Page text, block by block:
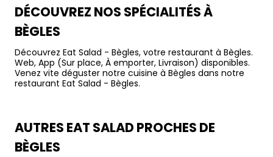
DÉCOUVREZ NOS SPÉCIALITÉS À
BÈGLES
Découvrez Eat Salad - Bègles, votre restaurant à Bègles.
Web, App (Sur place, À emporter, Livraison) disponibles.
Venez vite déguster notre cuisine à Bègles dans notre
restaurant Eat Salad - Bègles.
AUTRES EAT SALAD PROCHES DE
BÈGLES